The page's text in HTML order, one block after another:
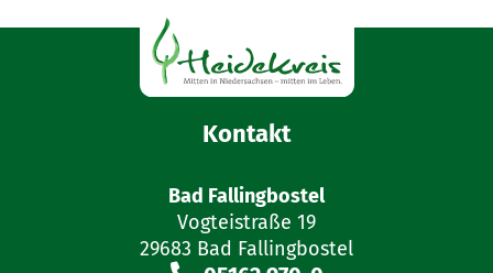
Kontakt
Bad Fallingbostel
Vogteistraße 19
29683 Bad Fallingbostel